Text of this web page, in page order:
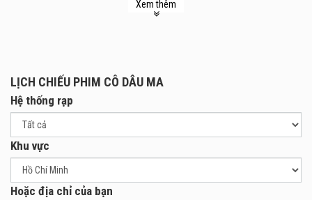
thức đáng sợ và những bí mật kinh hoàng đang chờ đợi.
Xem thêm
LỊCH CHIẾU PHIM CÔ DÂU MA
Hệ thống rạp
Khu vực
Hoặc địa chỉ của bạn